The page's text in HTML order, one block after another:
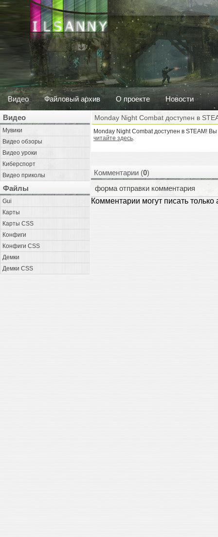
Видео Файловый архив О проекте Новости
Видео
Мувики
Видео обзоры
Видео уроки
Киберспорт
Видео приколы
Файлы
Gui
Карты
Карты CSS
Конфиги
Конфиги CSS
Демки
Демки CSS
Monday Night Combat доступен в
Monday Night Combat доступен в STEAM!
читайте здесь.
Комментарии (0)
форма отправки комментария
Комментарии могут писать